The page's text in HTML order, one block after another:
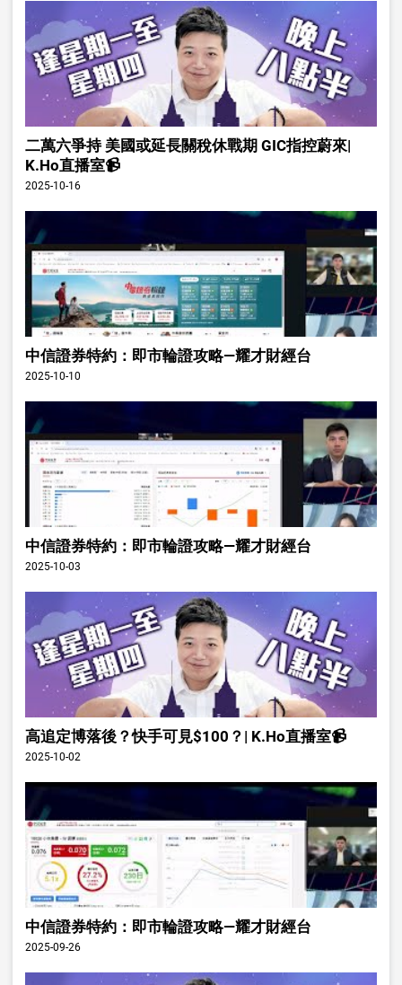
二萬六爭持 美國或延長關稅休戰期 GIC指控蔚來|
K.Ho直播室📹
2025-10-16
中信證券特約：即市輪證攻略—耀才財經台
2025-10-10
中信證券特約：即市輪證攻略—耀才財經台
2025-10-03
高追定博落後？快手可見$100？| K.Ho直播室📹
2025-10-02
中信證券特約：即市輪證攻略—耀才財經台
2025-09-26